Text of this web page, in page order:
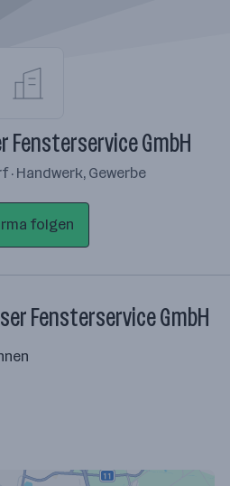
Fensterservice GmbH
Handwerk, Gewerbe
folgen
Fensterservice GmbH